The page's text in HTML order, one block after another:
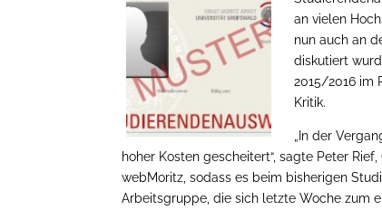
an vielen
nun auch an
diskutiert
2015/2016 im
Kritik.
„In der
hoher Kosten gescheitert“, sagte Peter
webMoritz, sodass es beim bisherigen
Arbeitsgruppe, die sich letzte Woche zum